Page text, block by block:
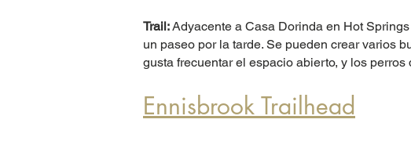
Trail:Adyacente a Casa Dorinda en Hot
un paseo por la tarde. Se pueden crear varios
gusta frecuentar el espacio abierto, y los perros
Ennisbrook Trailhead